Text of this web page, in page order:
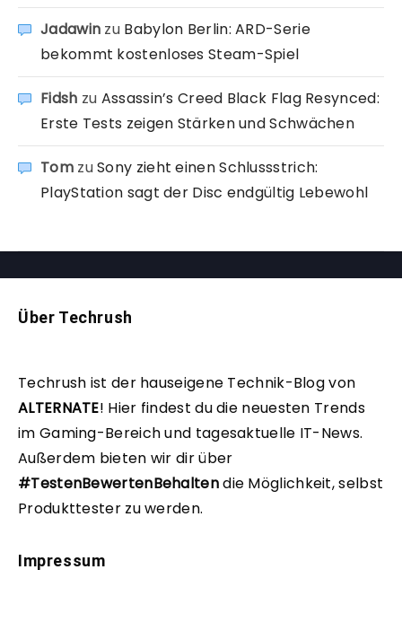
Jadawin zu Babylon Berlin: ARD-Serie
bekommt kostenloses Steam-Spiel
Fidsh zu Assassin’s Creed Black Flag Resynced:
Erste Tests zeigen Stärken und Schwächen
TomzuSony zieht einen Schlussstrich:
PlayStation sagt der Disc endgültig Lebewohl
Über Techrush
Techrush ist der hauseigene Technik-Blog von
ALTERNATE! Hier findest du die neuesten Trends
im Gaming-Bereich und tagesaktuelle IT-News.
Außerdem bieten wir dir über
#TestenBewertenBehaltendie Möglichkeit, selbst
Produkttester zu werden.
Impressum